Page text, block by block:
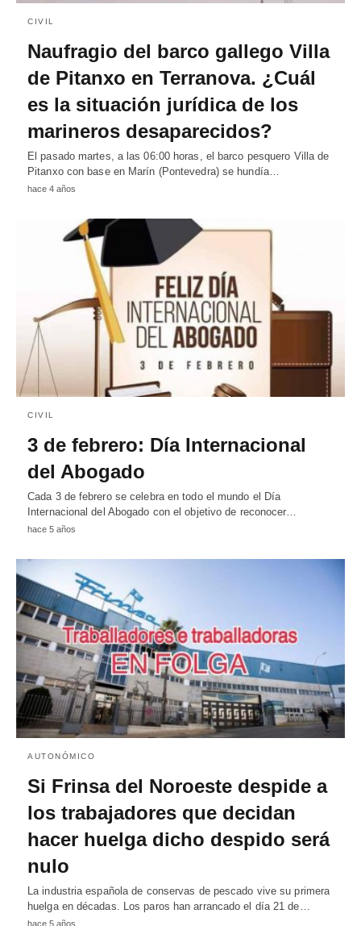
CIVIL
Naufragio del barco gallego Villa
de Pitanxo en Terranova. ¿Cuál
es la situación jurídica de los
marineros desaparecidos?
El pasado martes, a las 06:00 horas, el barco pesquero Villa de
Pitanxo con base en Marín (Pontevedra) se hundía…
hace 4 años
CIVIL
3 de febrero: Día Internacional
del Abogado
Cada 3 de febrero se celebra en todo el mundo el Día
Internacional del Abogado con el objetivo de reconocer…
hace 5 años
AUTONÓMICO
Si Frinsa del Noroeste despide a
los trabajadores que decidan
hacer huelga dicho despido será
nulo
La industria española de conservas de pescado vive su primera
huelga en décadas. Los paros han arrancado el día 21 de…
hace 5 años